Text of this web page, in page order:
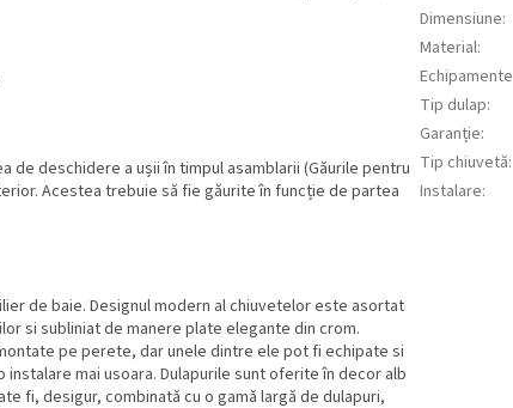
de deschidere a ușii în timpul asamblarii (Găurile pentru
Acestea trebuie să fie găurite în funcție de partea
de baie. Designul modern al chiuvetelor este asortat
si subliniat de manere plate elegante din crom.
pe perete, dar unele dintre ele pot fi echipate si
mai usoara. Dulapurile sunt oferite în decor alb
fi, desigur, combinată cu o gamă largă de dulapuri,
Dimensiune:
Material:
Echipamente
Tip dulap:
Garanție:
Tip chiuvetă:
Instalare: